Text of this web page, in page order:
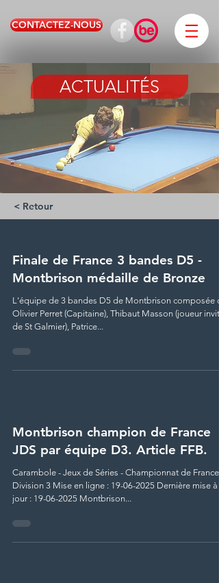
CONTACTEZ-NOUS
ACTUALITÉS
< Retour
Finale de France 3 bandes D5 -
Montbrison médaille de Bronze
L'équipe de 3 bandes D5 de Montbrison composée
Olivier Perret (Capitaine), Thibaut Masson (joueur invité
de St Galmier), Patrice...
Montbrison champion de France
JDS par équipe D3. Article FFB.
Carambole - Jeux de Séries - Championnat de France
Division 3 Mise en ligne : 19-06-2025 Dernière mise à
jour : 19-06-2025 Montbrison...